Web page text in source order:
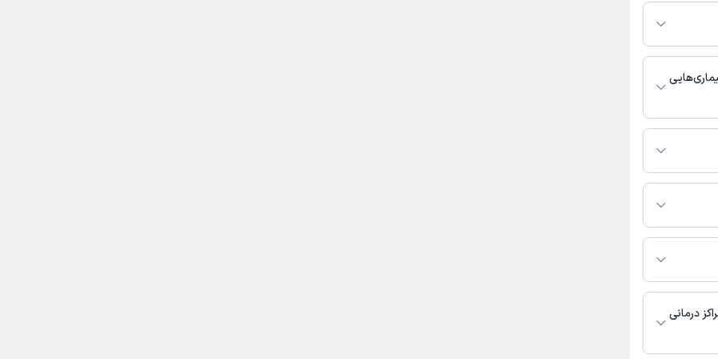
در صورت فعال
با خدمات
غدد کودکان,
تماس بگیرید.
حسینعلی خوارزمی به
درمانی